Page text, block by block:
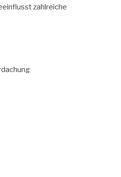
zahlreiche